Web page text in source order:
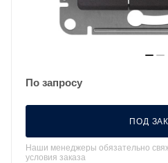
По запросу
ПОД
Наши менеджеры обязательно
условия заказа